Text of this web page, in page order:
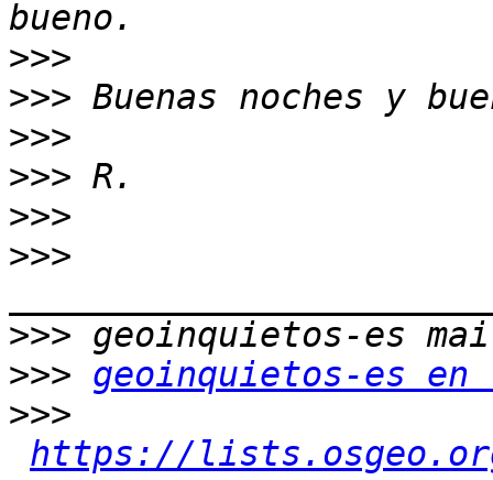
>>>
>>>
>>>
>>>
>>>
>>>
>>>
>>> geoinquietos-es
>>>
https://